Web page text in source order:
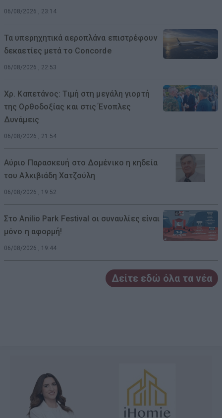
06/08/2026 , 23:14
Τα υπερηχητικά αεροπλάνα επιστρέφουν
δεκαετίες μετά το Concorde
06/08/2026 , 22:53
Χρ. Καπετάνος: Τιμή στη μεγάλη γιορτή
της Ορθοδοξίας και στις Ένοπλες
Δυνάμεις
06/08/2026 , 21:54
Αύριο Παρασκευή στο Δομένικο η κηδεία
του Αλκιβιάδη Χατζούλη
06/08/2026 , 19:52
Στο Anilio Park Festival οι συναυλίες είναι
μόνο η αφορμή!
06/08/2026 , 19:44
Δείτε εδώ όλα τα νέα